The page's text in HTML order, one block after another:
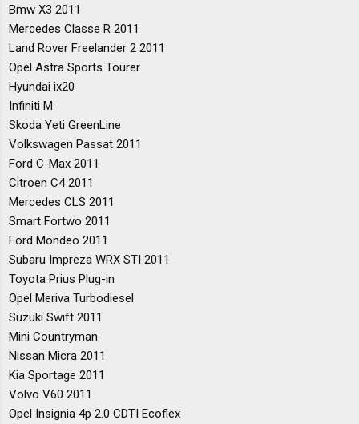
Bmw X3 2011
Mercedes Classe R 2011
Land Rover Freelander 2 2011
Opel Astra Sports Tourer
Hyundai ix20
Infiniti M
Skoda Yeti GreenLine
Volkswagen Passat 2011
Ford C-Max 2011
Citroen C4 2011
Mercedes CLS 2011
Smart Fortwo 2011
Ford Mondeo 2011
Subaru Impreza WRX STI 2011
Toyota Prius Plug-in
Opel Meriva Turbodiesel
Suzuki Swift 2011
Mini Countryman
Nissan Micra 2011
Kia Sportage 2011
Volvo V60 2011
Opel Insignia 4p 2.0 CDTI Ecoflex